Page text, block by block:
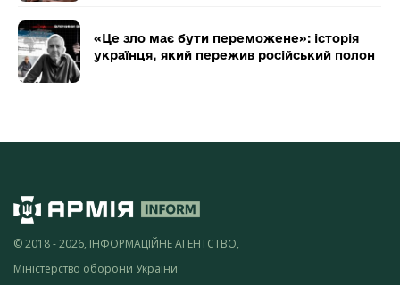
«Це зло має бути переможене»: історія
українця, який пережив російський полон
© 2018 - 2026, ІНФОРМАЦІЙНЕ АГЕНТСТВО,
Міністерство оборони України